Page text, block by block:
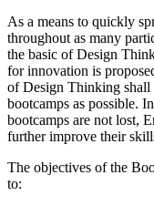
As a means to quickly
throughout as many
the basic of Design
for innovation is
of Design Thinking shall
bootcamps as possible.
bootcamps are not lost,
further improve their
The objectives of the
to: